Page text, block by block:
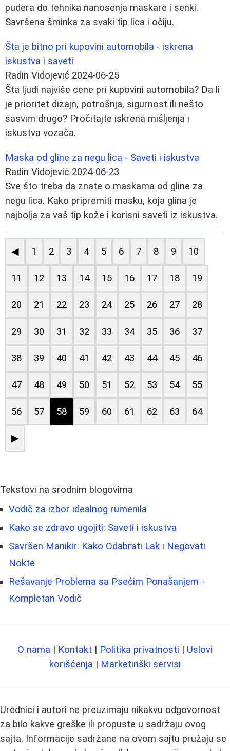
pudera do tehnika nanosenja maskare i senki.
Savršena šminka za svaki tip lica i očiju.
Šta je bitno pri kupovini automobila - iskrena
iskustva i saveti
Radin Vidojević 2024-06-25
Šta ljudi najviše cene pri kupovini automobila? Da li
je prioritet dizajn, potrošnja, sigurnost ili nešto
sasvim drugo? Pročitajte iskrena mišljenja i
iskustva vozača.
Maska od gline za negu lica - Saveti i iskustva
Radin Vidojević 2024-06-23
Sve što treba da znate o maskama od gline za
negu lica. Kako pripremiti masku, koja glina je
najbolja za vaš tip kože i korisni saveti iz iskustva.
◀ 1 2 3 4 5 6 7 8 9 10
11 12 13 14 15 16 17 18 19
20 21 22 23 24 25 26 27 28
29 30 31 32 33 34 35 36 37
38 39 40 41 42 43 44 45 46
47 48 49 50 51 52 53 54 55
56 57 58 59 60 61 62 63 64
▶
Tekstovi na srodnim blogovima
Vodič za izbor idealnog rumenila
Kako se zdravo ugojiti: Saveti i iskustva
Savršen Manikir: Kako Odabrati Lak i Negovati
Nokte
Rešavanje Problema sa Psećim Ponašanjem -
Kompletan Vodič
O nama | Kontakt | Politika privatnosti | Uslovi
korišćenja | Marketinški servisi
Urednici i autori ne preuzimaju nikakvu odgovornost
za bilo kakve greške ili propuste u sadržaju ovog
sajta. Informacije sadržane na ovom sajtu pružaju se